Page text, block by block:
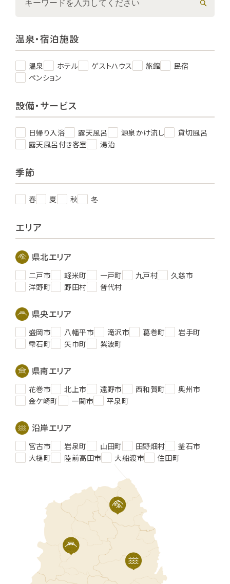
温泉・宿泊施設
温泉 ホテル ゲストハウス 旅館
民宿
ペンション
設備・サービス
日帰り入浴 露天風呂 源泉かけ流し
貸切風呂
露天風呂付き客室
湯治
季節
春 夏 秋 冬
エリア
県北エリア
二戸市 軽米町 一戸町 九戸村
久慈市
洋野町
野田村 普代村
県央エリア
盛岡市 八幡平市 滝沢市 葛巻町
岩手町
雫石町
矢巾町 紫波町
県南エリア
花巻市 北上市 遠野市 西和賀町
奥州市
金ケ崎町
一関市 平泉町
沿岸エリア
宮古市 岩泉町 山田町 田野畑村
釜石市
大槌町
陸前高田市 大船渡市 住田町